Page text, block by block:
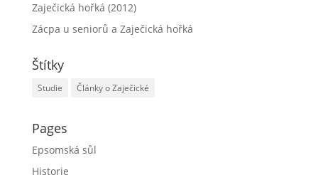
Zaječická hořká (2012)
Zácpa u seniorů a Zaječická hořká
Štítky
Studie Články o Zaječické
Pages
Epsomská sůl
Historie